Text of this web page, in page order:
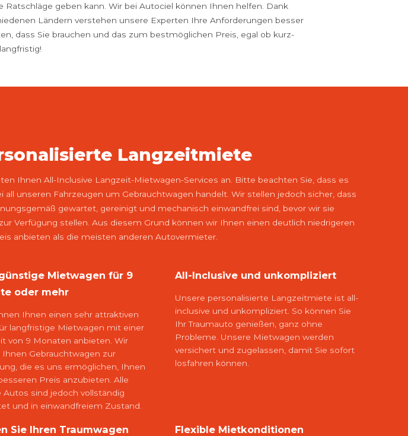
geben kann. Wir bei Autociel können Ihnen helfen. Dank
Ländern verstehen unsere Experten Ihre Anforderungen besser
dass Sie brauchen und das zum bestmöglichen Preis, egal ob kurz-
Langzeitmiete
Ihnen All-Inclusive Langzeit-Mietwagen-Services an. Bitte beachten Sie, dass es
all unseren Fahrzeugen um Gebrauchtwagen handelt. Wir stellen jedoch sicher, dass
gewartet, gereinigt und mechanisch einwandfrei sind, bevor wir sie
Verfügung stellen. Aus diesem Grund können wir Ihnen einen deutlich niedrigeren
anbieten als die meisten anderen Autovermieter.
Mietwagen für 9
oder mehr
Ihnen einen sehr attraktiven
langfristige Mietwagen mit einer
von 9 Monaten anbieten. Wir
Ihnen Gebrauchtwagen zur
die es uns ermöglichen, Ihnen
Preis anzubieten. Alle
Autos sind jedoch vollständig
und in einwandfreiem Zustand.
All-Inclusive und unkompliziert
Unsere personalisierte Langzeitmiete ist all-
inclusive und unkompliziert. So können Sie
Ihr Traumauto genießen, ganz ohne
Probleme. Unsere Mietwagen werden
versichert und zugelassen, damit Sie sofort
losfahren können.
Sie Ihren Traumwagen Flexible Mietkonditionen